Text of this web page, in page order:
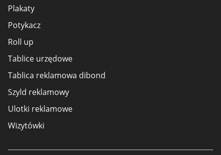
Plakaty
Potykacz
Roll up
Tablice urzędowe
Tablica reklamowa dibond
Szyld reklamowy
Ulotki reklamowe
Wizytówki